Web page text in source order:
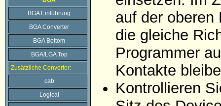
BGA Einführung
BGA Converter
BGA Bottom
BGA/LGA Top
Zusätzliche Converter:
cab
Logical
auf der
die gleiche
Programmer
Kontakte
Kontrollieren